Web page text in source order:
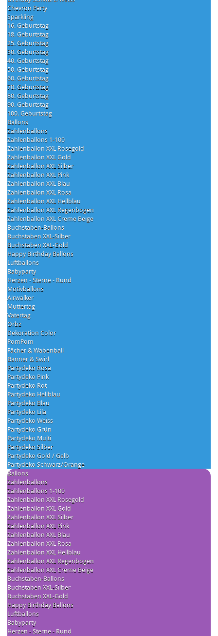
Chevron Party
Sparkling
16. Geburtstag
18. Geburtstag
25. Geburtstag
30. Geburtstag
40. Geburtstag
50. Geburtstag
60. Geburtstag
70. Geburtstag
80. Geburtstag
90. Geburtstag
100. Geburtstag
Ballons
Zahlenballons
Zahlenballons 1-100
Zahlenballon XXL Rosegold
Zahlenballon XXL Gold
Zahlenballon XXL Silber
Zahlenballon XXL Pink
Zahlenballon XXL Blau
Zahlenballon XXL Rosa
Zahlenballon XXL Hellblau
Zahlenballon XXL Regenbogen
Zahlenballon XXL Creme Beige
Buchstaben-Ballons
Buchstaben XXL-Silber
Buchstaben XXL-Gold
Happy Birthday Ballons
Luftballons
Babyparty
Herzen - Sterne - Rund
Motivballons
Airwalker
Muttertag
Vatertag
Orbz
Dekoration Color
PomPom
Fächer & Wabenball
Banner & Swirl
Partydeko Rosa
Partydeko Pink
Partydeko Rot
Partydeko Hellblau
Partydeko Blau
Partydeko Lila
Partydeko Weiss
Partydeko Grün
Partydeko Multi
Partydeko Silber
Partydeko Gold / Gelb
Partydeko Schwarz/Orange
Ballons
Zahlenballons
Zahlenballons 1-100
Zahlenballon XXL Rosegold
Zahlenballon XXL Gold
Zahlenballon XXL Silber
Zahlenballon XXL Pink
Zahlenballon XXL Blau
Zahlenballon XXL Rosa
Zahlenballon XXL Hellblau
Zahlenballon XXL Regenbogen
Zahlenballon XXL Creme Beige
Buchstaben-Ballons
Buchstaben XXL-Silber
Buchstaben XXL-Gold
Happy Birthday Ballons
Luftballons
Babyparty
Herzen - Sterne - Rund